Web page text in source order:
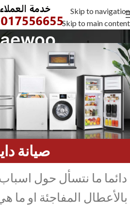
Skip to navigation
Skip to main content
صيانة
دائما ما نتسأل حول
بالأعطال المفاجئة او ما